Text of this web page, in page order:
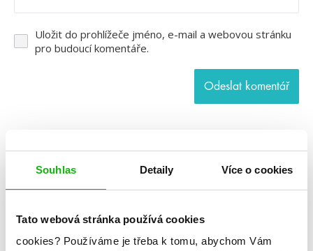
Souhlas Detaily Více o cookies
Tato webová stránka používá cookies
cookies? Používáme je třeba k tomu, abychom Vám
Uložit do prohlížeče jméno, e-mail a webovou stránku
pro budoucí komentáře.
blog citáty humbookfest